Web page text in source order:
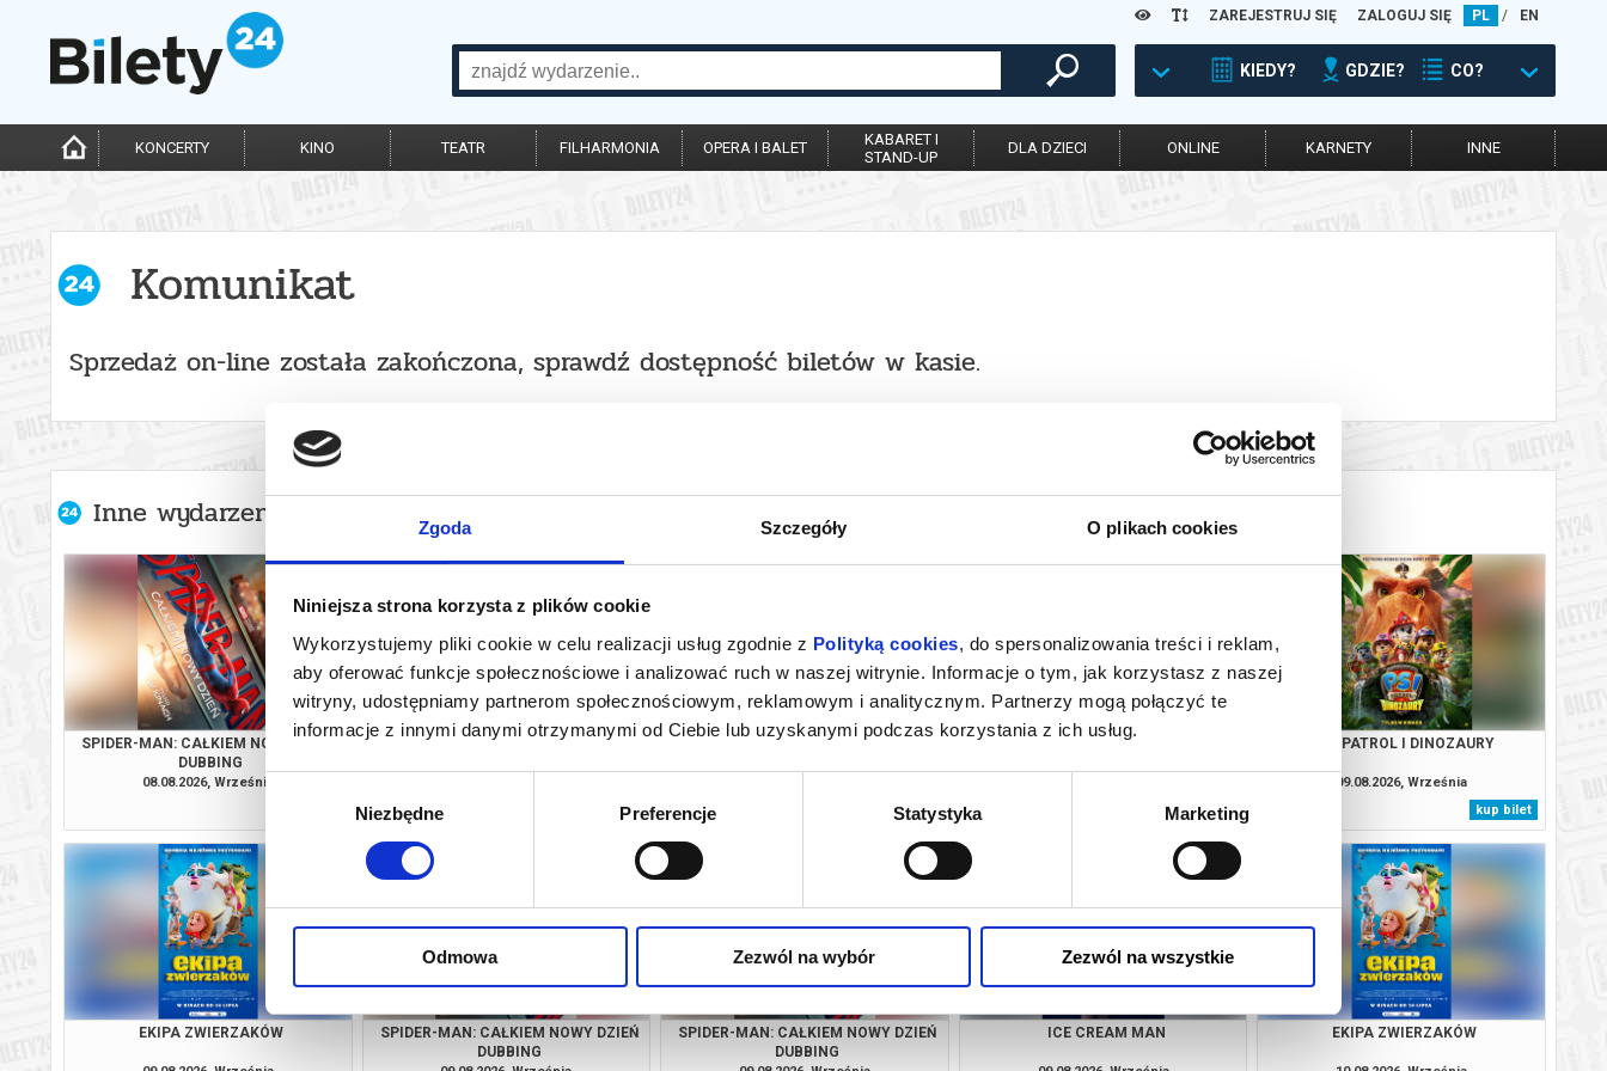
Zgoda Szczegóły O plikach cookies
Niniejsza strona korzysta z plików cookie
Wykorzystujemy pliki cookie w celu realizacji usług zgodnie z Polityką cookies, do spersonalizowania treści i reklam,
aby oferować funkcje społecznościowe i analizować ruch w naszej witrynie. Informacje o tym, jak korzystasz z naszej
witryny, udostępniamy partnerom społecznościowym, reklamowym i analitycznym. Partnerzy mogą połączyć te
informacje z innymi danymi otrzymanymi od Ciebie lub uzyskanymi podczas korzystania z ich usług.
Wybór
Niezbędne Preferencje Statystyka Marketing
Odmowa Zezwól na wybór Zezwól na wszystkie
ZAREJESTRUJ SIĘ ZALOGUJ SIĘ PL / EN
KIEDY? GDZIE? CO?
KONCERTY KINO TEATR FILHARMONIA OPERA I BALET
KABARET I
STAND-UP
DLA DZIECI ONLINE KARNETY INNE
Komunikat
Sprzedaż on-line została zakończona, sprawdź dostępność biletów w kasie.
Inne wydarzenia organizatora
SPIDER-MAN: CAŁKIEM NOWY DZIEŃ
DUBBING
08.08.2026, Września
PSI PATROL I DINOZAURY
kup bilet
SPIDER-MAN: CAŁKIEM NOWY DZIEŃ
kup bilet
ICE CREAM MAN
kup bilet
PSI PATROL I DINOZAURY
09.08.2026, Września
kup bilet
EKIPA ZWIERZAKÓW
SPIDER-MAN: CAŁKIEM NOWY DZIEŃ
DUBBING
SPIDER-MAN: CAŁKIEM NOWY DZIEŃ
DUBBING
ICE CREAM MAN EKIPA ZWIERZAKÓW